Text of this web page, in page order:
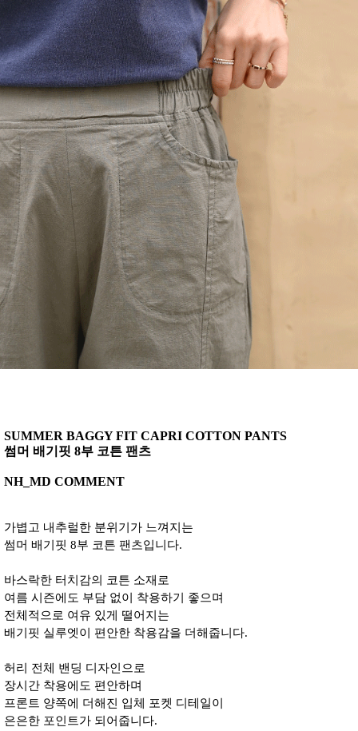
SUMMER BAGGY FIT CAPRI COTTON PANTS
썸머 배기핏 8부 코튼 팬츠
NH_MD COMMENT
가볍고 내추럴한 분위기가 느껴지는
썸머 배기핏 8부 코튼 팬츠입니다.
바스락한 터치감의 코튼 소재로
여름 시즌에도 부담 없이 착용하기 좋으며
전체적으로 여유 있게 떨어지는
배기핏 실루엣이 편안한 착용감을 더해줍니다.
허리 전체 밴딩 디자인으로
장시간 착용에도 편안하며
프론트 양쪽에 더해진 입체 포켓 디테일이
은은한 포인트가 되어줍니다.